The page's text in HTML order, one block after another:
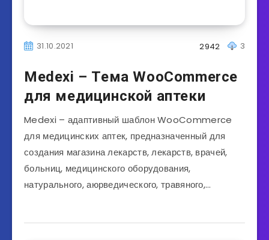
31.10.2021 3
2942
Medexi – Тема WooCommerce
для медицинской аптеки
Medexi – адаптивный шаблон WooCommerce
для медицинских аптек, предназначенный для
создания магазина лекарств, лекарств, врачей,
больниц, медицинского оборудования,
натурального, аюрведического, травяного,…